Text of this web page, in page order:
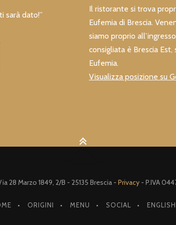
sarà dato!”
Il ristorante si trova
Eufemia di Brescia.
siamo proprio
consigliata è Brescia
Eufemia.
Visualizza posizione su
28 Marzo 1849, 2/B - 25135 Brescia - Privacy- P.IVA
ORIGINI MENU SOCIAL ENGLISH